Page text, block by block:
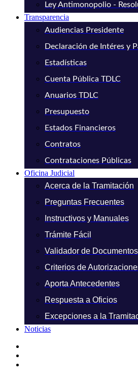
Ley Antimonopolio -
Transparencia
Audiencias Presidente
Declaración de Intéres y
Estadísticas
Cuenta Pública TDLC
Anuarios TDLC
Presupuesto
Estados Financieros
Contratos
Contrataciones Públicas
Oficina Judicial
Acerca de la Tramitación
Preguntas Frecuentes
Instructivos y Manuales
Trámite Fácil
Validador de Documentos
Criterios de
Aporta Antecedentes
Respuesta a Oficios
Excepciones a la
Noticias